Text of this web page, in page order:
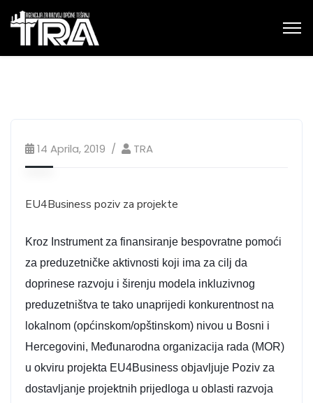
14 Aprila, 2019 TRA
EU4Business poziv za projekte
Kroz Instrument za finansiranje bespovratne pomoći
za preduzetničke aktivnosti koji ima za cilj da
doprinese razvoju i širenju modela inkluzivnog
preduzetništva te tako unaprijedi konkurentnost na
lokalnom (općinskom/opštinskom) nivou u Bosni i
Hercegovini, Međunarodna organizacija rada (MOR)
u okviru projekta EU4Business objavljuje Poziv za
dostavljanje projektnih prijedloga u oblasti razvoja